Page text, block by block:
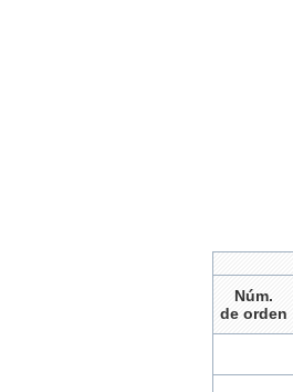
Núm.
de orden